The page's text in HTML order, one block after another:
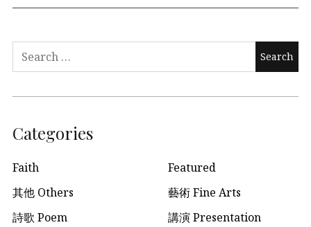
Search
Categories
Faith
Featured
其他 Others
藝術 Fine Arts
詩歌 Poem
講演 Presentation